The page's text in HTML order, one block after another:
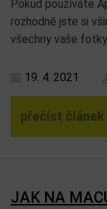
Pokud používáte
rozhodně jste si
všechny vaše
19. 4. 2021
přečíst článek
JAK NA